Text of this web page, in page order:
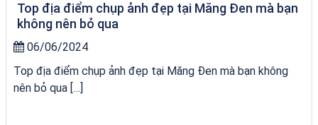
Top địa điểm chụp ảnh đẹp tại Măng Đen mà bạn
không nên bỏ qua
06/06/2024
Top địa điểm chụp ảnh đẹp tại Măng Đen mà bạn không
nên bỏ qua […]